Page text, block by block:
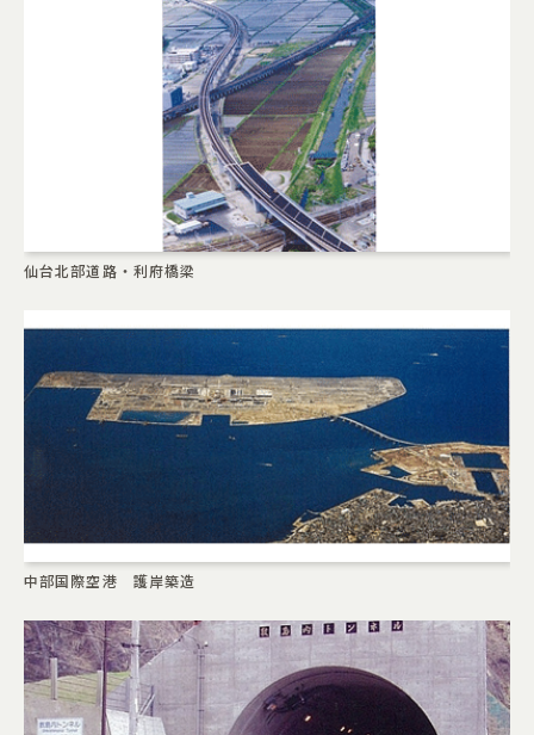
仙台北部道路・利府橋梁
中部国際空港 護岸築造